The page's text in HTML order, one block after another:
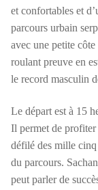
et confortables et
parcours urbain
avec une petite
roulant preuve en
le record masculin
Le départ est à 15
Il permet de
défilé des mille cinq
du parcours.
peut parler de